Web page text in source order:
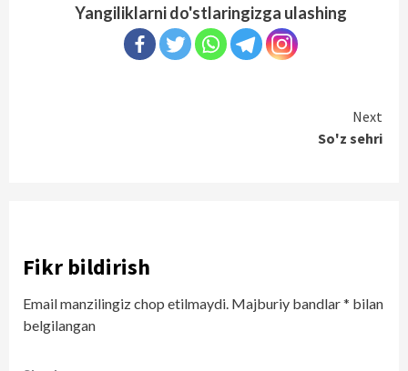
Yangiliklarni do'stlaringizga ulashing
Next
So'z sehri
Fikr bildirish
Email manzilingiz chop etilmaydi. Majburiy bandlar* bilan
belgilangan